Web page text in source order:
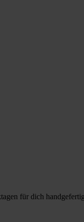
für dich